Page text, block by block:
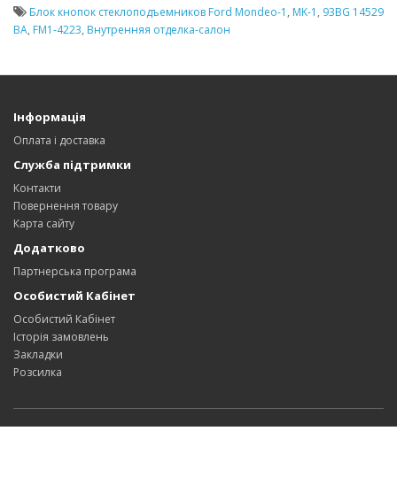
Блок кнопок стеклоподъемников Ford Mondeo-1 , MK-1 , 93BG 14529
BA, FM1-4223, Внутренняя отделка-салон
Інформація
Оплата і доставка
Служба підтримки
Контакти
Повернення товару
Карта сайту
Додатково
Партнерська програма
Особистий Кабінет
Особистий Кабінет
Історія замовлень
Закладки
Розсилка